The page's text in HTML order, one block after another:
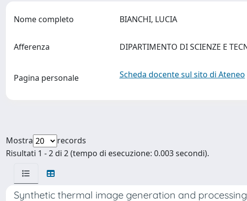
Nome completo BIANCHI, LUCIA
Afferenza DIPARTIMENTO DI SCIENZE E
Pagina personale Scheda docente sul sito di Ateneo
Mostra
records
Risultati 1 - 2 di 2 (tempo di esecuzione: 0.003 secondi).
Synthetic thermal image generation and